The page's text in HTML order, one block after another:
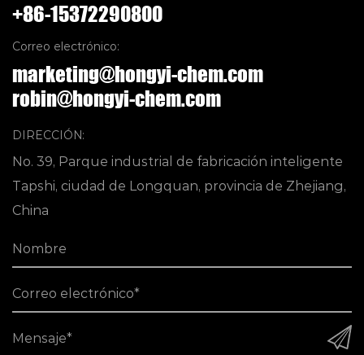
+86-15372290800
Correo electrónico:
marketing@hongyi-chem.com
robin@hongyi-chem.com
DIRECCIÓN:
No. 39, Parque industrial de fabricación inteligente
Tapshi, ciudad de Longquan, provincia de Zhejiang,
China